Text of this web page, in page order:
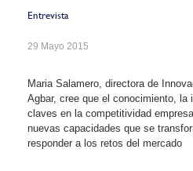
Entrevista
29 Mayo 2015
Maria Salamero, directora de
Agbar, cree que el conocimiento,
claves en la competitividad
nuevas capacidades que se
responder a los retos del mercado